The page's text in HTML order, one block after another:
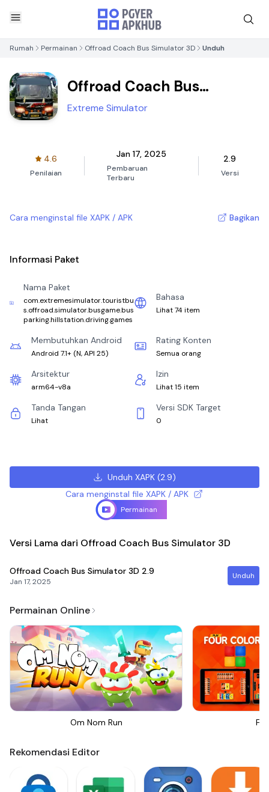
Rumah Permainan Offroad Coach Bus Simulator 3D Unduh
Offroad Coach Bus
Simulator 3D
Extreme Simulator
4.6
Penilaian
Jan 17, 2025
Pembaruan
Terbaru
2.9
Versi
Cara menginstal file XAPK / APK Bagikan
Informasi Paket
Nama Paket
com.extremesimulator.touristbu
s.offroad.simulator.busgame.bus
parking.hillstation.driving.games
Bahasa
Lihat 74 item
Membutuhkan Android
Android 7.1+ (N, API 25)
Rating Konten
Semua orang
Arsitektur
arm64-v8a
Izin
Lihat 15 item
Tanda Tangan
Lihat
Versi SDK Target
0
Unduh XAPK(2.9)
Cara menginstal file XAPK / APK
Permainan
Versi Lama dari Offroad Coach Bus Simulator 3D
Offroad Coach Bus Simulator 3D 2.9
Jan 17, 2025
Unduh
Permainan Online
Om Nom Run
Rekomendasi Editor